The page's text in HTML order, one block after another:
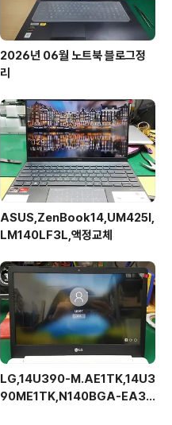
2026년 06월 노트북 블로그정
리
ASUS,ZenBook14,UM425I,
LM140LF3L,액정교체
LG,14U390-M.AE1TK,14U3
90ME1TK,N140BGA-EA3,